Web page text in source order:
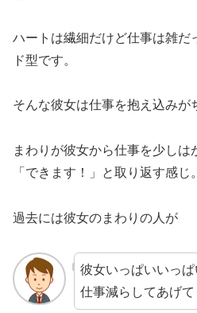
ハートは繊細だけど仕事は雑だ
ド型です。
そんな彼女は仕事を抱え込みが
まわりが彼女から仕事を少し
「できます！」と取り返す感じ。
過去には彼女のまわりの人が
彼女いっぱいいっぱ
仕事減らしてあげて